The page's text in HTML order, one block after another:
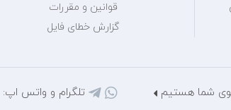
قوانین و مقررات
گزارش خطای فایل
شما هستیم تلگرام و واتس اپ: